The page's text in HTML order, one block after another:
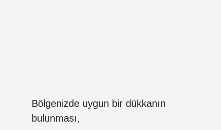
Bölgenizde uygun bir dükkanın
bulunması,